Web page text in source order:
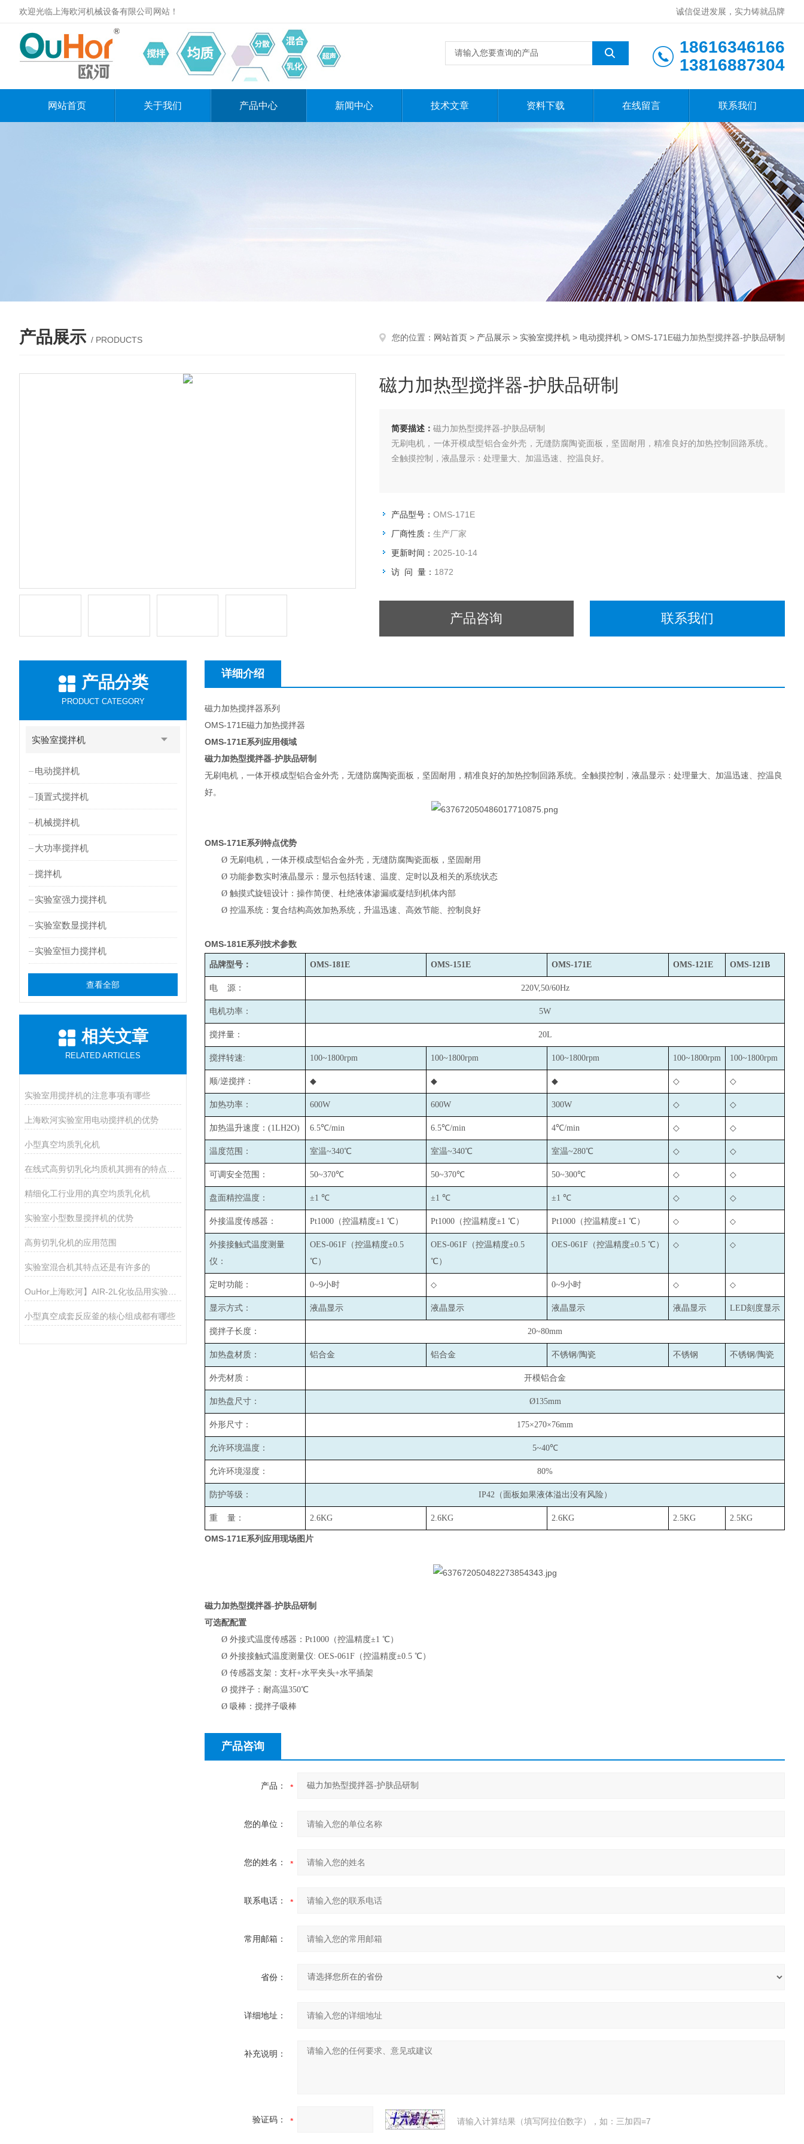
欢迎光临上海欧河机械设备有限公司网站！ 诚信促进发展，实力铸就品牌
18616346166
13816887304
网站首页 关于我们 产品中心 新闻中心 技术文章 资料下载 在线留言 联系我们
产品展示 / PRODUCTS 您的位置： 网站首页 > 产品展示 > 实验室搅拌机 > 电动搅拌机 > OMS-171E磁力加热型搅拌器-护肤品研制
磁力加热型搅拌器-护肤品研制
简要描述： 磁力加热型搅拌器-护肤品研制
无刷电机，一体开模成型铝合金外壳，无缝防腐陶瓷面板，坚固耐用，精准良好的加热控制回路系统。
全触摸控制，液晶显示：处理量大、加温迅速、控温良好。
产品型号： OMS-171E
厂商性质： 生产厂家
更新时间： 2025-10-14
访 问 量： 1872
产品咨询 联系我们
产品分类
PRODUCT CATEGORY
实验室搅拌机
电动搅拌机
顶置式搅拌机
机械搅拌机
大功率搅拌机
搅拌机
实验室强力搅拌机
实验室数显搅拌机
实验室恒力搅拌机
查看全部
相关文章
RELATED ARTICLES
实验室用搅拌机的注意事项有哪些
上海欧河实验室用电动搅拌机的优势
小型真空均质乳化机
精细化工行业用的真空均质乳化机
实验室小型数显搅拌机的优势
高剪切乳化机的应用范围
实验室混合机其特点还是有许多的
小型真空成套反应釜的核心组成都有哪些
详细介绍
磁力加热搅拌器系列
OMS-171E磁力加热搅拌器
OMS-171E系列 应用领域
磁力加热型搅拌器-护肤品研制
无刷电机，一体开模成型铝合金外壳，无缝防腐陶瓷面板，坚固耐用，精准良好的加热控制回路系统。全触摸控制，液晶显示：处理量大、加温迅速、控温良
好。
OMS-171E系列特点优势
Ø 无刷电机，一体开模成型铝合金外壳，无缝防腐陶瓷面板，坚固耐用
Ø 功能参数实时液晶显示：显示包括转速、温度、定时以及相关的系统状态
Ø 触摸式旋钮设计：操作简便、杜绝液体渗漏或凝结到机体内部
Ø 控温系统：复合结构高效加热系统，升温迅速、高效节能、控制良好
OMS-181E系列技术参数
品牌型号： OMS-181E OMS-151E OMS-171E OMS-121E OMS-121B
电 源： 220V,50/60Hz
电机功率： 5W
搅拌量： 20L
搅拌转速: 100~1800rpm 100~1800rpm 100~1800rpm 100~1800rpm 100~1800rpm
顺/逆搅拌： ◆ ◆ ◆ ◇ ◇
加热功率： 600W 600W 300W ◇ ◇
加热温升速度：(1LH2O) 6.5℃/min 6.5℃/min 4℃/min ◇ ◇
温度范围： 室温~340℃ 室温~340℃ 室温~280℃ ◇ ◇
可调安全范围： 50~370℃ 50~370℃ 50~300℃ ◇ ◇
盘面精控温度： ±1 ℃ ±1 ℃ ±1 ℃ ◇ ◇
外接温度传感器： Pt1000 （控温精度±1 ℃） Pt1000 （控温精度±1 ℃） Pt1000 （控温精度±1 ℃） ◇ ◇
外接接触式温度测量
仪：
OES-061F （控温精度±0.5
℃）
OES-061F （控温精度±0.5
℃）
OES-061F （控温精度±0.5 ℃） ◇ ◇
定时功能： 0~9小时 ◇ 0~9小时 ◇ ◇
显示方式： 液晶显示 液晶显示 液晶显示 液晶显示 LED刻度显示
搅拌子长度： 20~80mm
加热盘材质： 铝合金 铝合金 不锈钢/陶瓷 不锈钢 不锈钢/陶瓷
外壳材质： 开模铝合金
加热盘尺寸： Ø135mm
外形尺寸： 175×270×76mm
允许环境温度： 5~40℃
允许环境湿度： 80%
防护等级： IP42（面板如果液体溢出没有风险）
重 量： 2.6KG 2.6KG 2.6KG 2.5KG 2.5KG
OMS-171E系列应用现场图片
磁力加热型搅拌器-护肤品研制
可选配配置
Ø 外接式温度传感器： Pt1000 （控温精度±1 ℃）
Ø 外接接触式温度测量仪: OES-061F（控温精度±0.5 ℃）
Ø 传感器支架：支杆+水平夹头+水平插架
Ø 搅拌子：耐高温350℃
Ø 吸棒：搅拌子吸棒
产品咨询
产品：
您的单位：
您的姓名：
联系电话：
常用邮箱：
省份：
详细地址：
补充说明：
验证码： 请输入计算结果（填写阿拉伯数字），如：三加四=7